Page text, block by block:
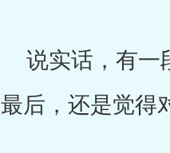
说实话，有一
最后，还是觉得